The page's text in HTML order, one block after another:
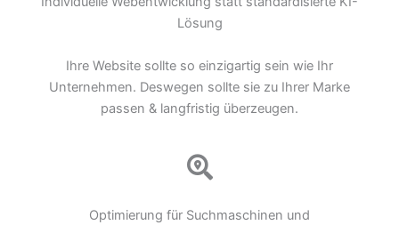
Lösung
Ihre Website sollte so einzigartig sein wie Ihr
Unternehmen. Deswegen sollte sie zu Ihrer Marke
passen & langfristig überzeugen.
Optimierung für Suchmaschinen und